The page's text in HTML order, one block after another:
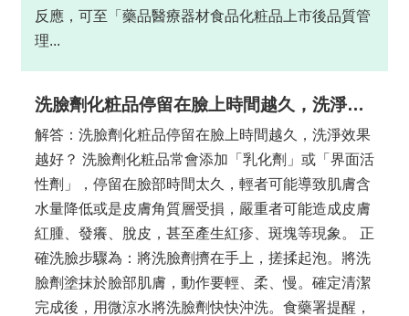
反應，可至「藥品醫療器材食品化粧品上市後品質管
理...
洗臉劑化粧品停留在臉上時間越久，洗淨效果越好？
解答：洗臉劑化粧品停留在臉上時間越久，洗淨效果
越好？ 洗臉劑化粧品常會添加「乳化劑」或「界面活
性劑」，停留在臉部時間太久，輕者可能導致肌膚含
水量降低或是皮膚角質層受損，嚴重者可能造成皮膚
紅腫、發癢、脫皮，甚至產生紅疹、斑塊等現象。 正
確洗臉步驟為：將洗臉劑擠在手上，搓揉起泡。將洗
臉劑塗抹於臉部肌膚，動作要輕、柔、慢。確定清潔
完成後，用微涼水將洗臉劑快快沖洗。食藥署提醒，